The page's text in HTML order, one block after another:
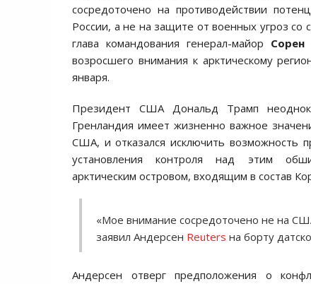
сосредоточено на противодействии
России, а не на защите от военных угроз со
глава командования генерал-майор Сорен
возросшего внимания к арктическому
января.
Президент США Дональд Трамп
Гренландия имеет жизненно важное
США, и отказался исключить возможность
установления контроля над этим
арктическим островом, входящим в состав
«Мое внимание сосредоточено не на
заявил Андерсен Reuters на борту
Андерсен отверг предположения о